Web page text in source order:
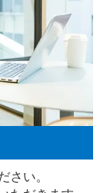
さい。